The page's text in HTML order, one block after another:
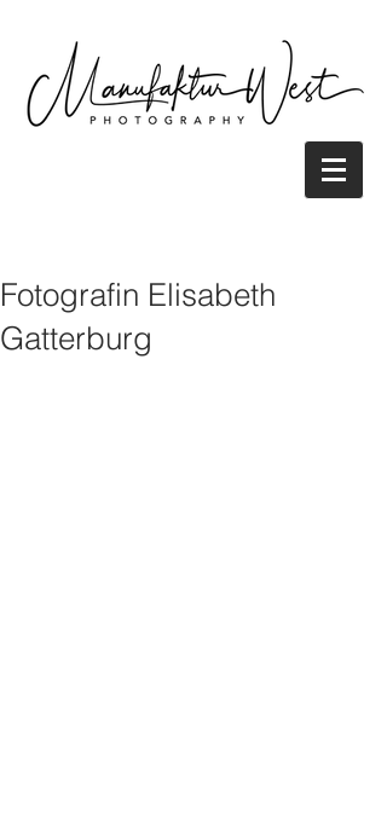
Fotografin Elisabeth
Gatterburg